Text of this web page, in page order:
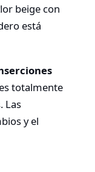
beige con
está
totalmente
Las
y el